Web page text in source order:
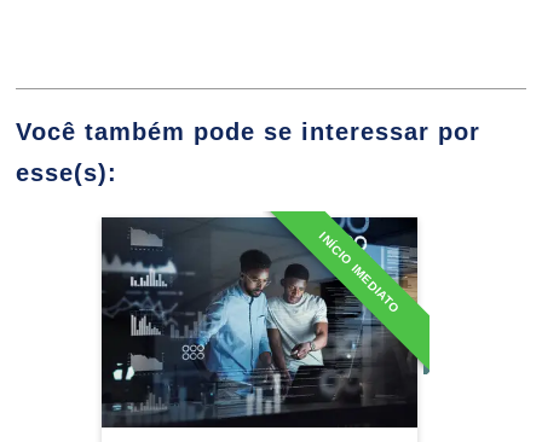
Blockchain
10h
Você também pode se interessar por
esse(s):
INÍCIO IMEDIATO
Especialização em
Administração de Banco de
Dados
Detalhes do curso